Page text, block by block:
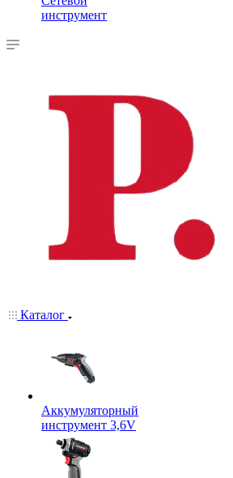
инструмент
Каталог
Аккумуляторный
инструмент 3,6V